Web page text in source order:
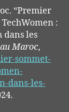
“Premier
:
les
Maroc,
sommet-
dans-les-